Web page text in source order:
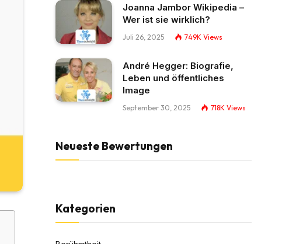
Joanna Jambor Wikipedia –
Wer ist sie wirklich?
Juli 26, 2025 749K Views
André Hegger: Biografie,
Leben und öffentliches
Image
September 30, 2025 718K Views
Neueste Bewertungen
Kategorien